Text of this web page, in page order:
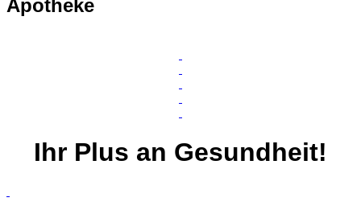
Apotheke
Ihr Plus an Gesundheit!